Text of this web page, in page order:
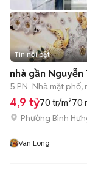
Tin nổi bật
nhà gần
5 PN Nhà mặt phố,
4,9 tỷ70 tr/m²70
Phường Bình
Van Long